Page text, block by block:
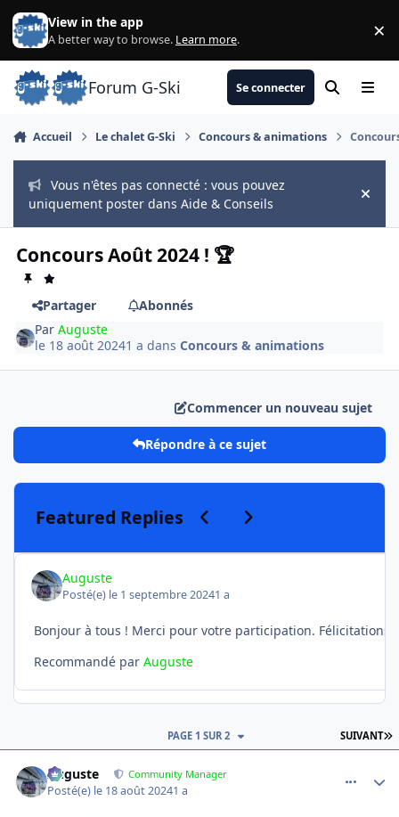
Aller au contenu
View in the app
A better way to browse. Learn more. ×
Forum G-Ski Se connecter Rechercher
Menu
Accueil Le chalet G-Ski Concours & animations
Vous n'êtes pas connecté : vous pouvez
uniquement poster dans Aide & Conseils
Hide
Concours Août 2024 ! 🏆
Partager
Abonnés
ParAuguste
le 18 août 20241 a dansConcours & animations
Commencer un nouveau sujet
Répondre à ce sujet
Featured RepliesPrevious carousel slide
Next carousel slide
Auguste
Posté(e) le 1 septembre 20241 a
Recommandé par Auguste
SUIVANT
PAGE 1 SUR 2
Auguste Community Manager
Posté(e) le 18 août 20241 a